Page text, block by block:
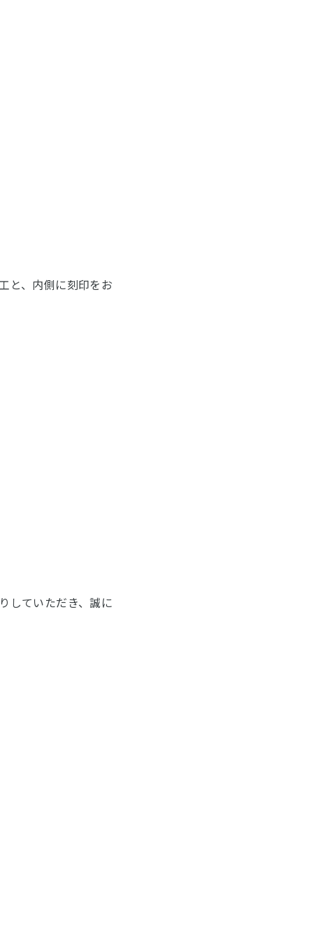
と、内側に刻印をお
していただき、誠に